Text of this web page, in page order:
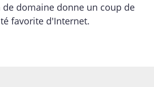
de domaine donne un coup de
favorite d'Internet.